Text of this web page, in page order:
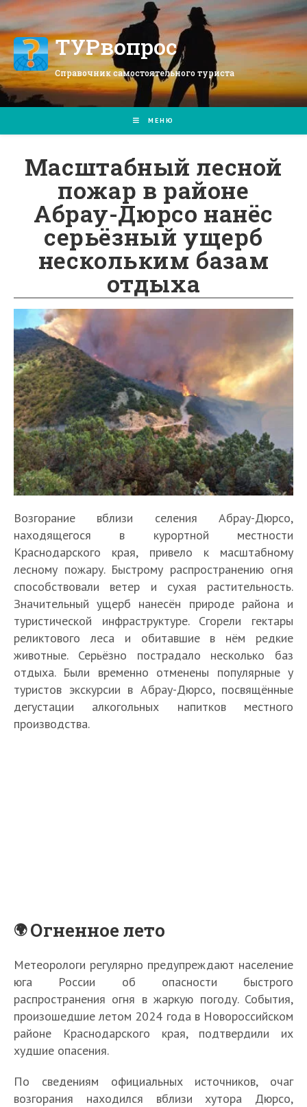
Перейти
к
содержимомуТУРвопрос
Справочник самостоятельного туриста
МЕНЮ
Масштабный лесной
пожар в районе
Абрау-Дюрсо нанёс
серьёзный ущерб
нескольким базам
отдыха
Возгорание вблизи селения Абрау-Дюрсо,
находящегося в курортной местности
Краснодарского края, привело к масштабному
лесному пожару. Быстрому распространению огня
способствовали ветер и сухая растительность.
Значительный ущерб нанесён природе района и
туристической инфраструктуре. Сгорели гектары
реликтового леса и обитавшие в нём редкие
животные. Серьёзно пострадало несколько баз
отдыха. Были временно отменены популярные у
туристов экскурсии в Абрау-Дюрсо, посвящённые
дегустации алкогольных напитков местного
производства.
Огненное лето
Метеорологи регулярно предупреждают население
юга России об опасности быстрого
распространения огня в жаркую погоду. События,
произошедшие летом 2024 года в Новороссийском
районе Краснодарского края, подтвердили их
худшие опасения.
По сведениям официальных источников, очаг
возгорания находился вблизи хутора Дюрсо,